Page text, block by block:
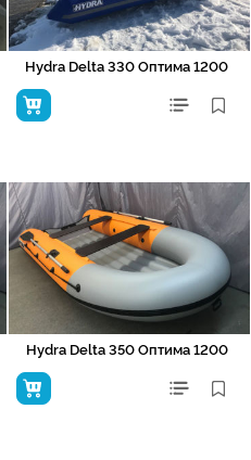
Hydra Delta 330 Оптима 1200
Hydra Delta 350 Оптима 1200